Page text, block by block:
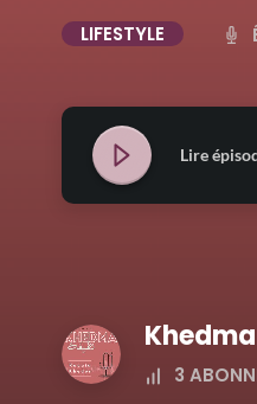
LIFESTYLE
Lire
3